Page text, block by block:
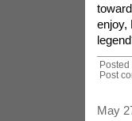
enjoy,
Post
May